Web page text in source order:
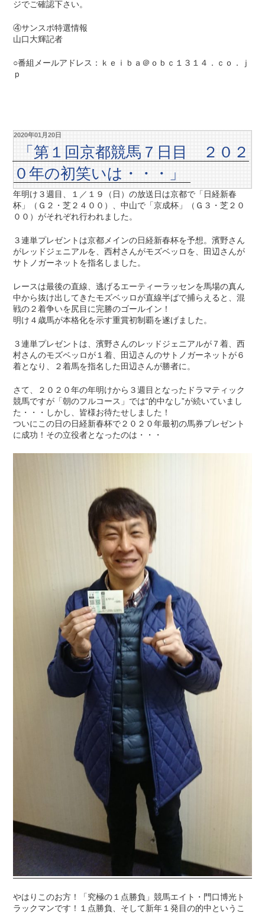
ジでご確認下さい。
④サンスポ特選情報
山口大輝記者
○番組メールアドレス：ｋｅｉｂａ＠ｏｂｃ１３１４．ｃｏ．ｊ
ｐ
2020年01月20日
「第１回京都競馬７日目 ２０２
０年の初笑いは・・・」
年明け３週目、１／１９（日）の放送日は京都で「日経新春
杯」（Ｇ２・芝２４００）、中山で「京成杯」（Ｇ３・芝２０
００）がそれぞれ行われました。
３連単プレゼントは京都メインの日経新春杯を予想。濱野さん
がレッドジェニアルを、西村さんがモズベッロを、田辺さんが
サトノガーネットを指名しました。
レースは最後の直線、逃げるエーティーラッセンを馬場の真ん
中から抜け出してきたモズベッロが直線半ばで捕らえると、混
戦の２着争いを尻目に完勝のゴールイン！
明け４歳馬が本格化を示す重賞初制覇を遂げました。
３連単プレゼントは、濱野さんのレッドジェニアルが７着、西
村さんのモズベッロが１着、田辺さんのサトノガーネットが６
着となり、２着馬を指名した田辺さんが勝者に。
さて、２０２０年の年明けから３週目となったドラマティック
競馬ですが「朝のフルコース」では“的中なし”が続いていまし
た・・・しかし、皆様お待たせしました！
ついにこの日の日経新春杯で２０２０年最初の馬券プレゼント
に成功！その立役者となったのは・・・
やはりこのお方！「究極の１点勝負」競馬エイト・門口博光ト
ラックマンです！１点勝負、そして新年１発目の的中というこ